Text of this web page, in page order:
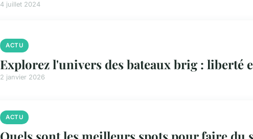
4 juillet 2024
ACTU
Explorez l'univers des bateaux brig : liberté
2 janvier 2026
ACTU